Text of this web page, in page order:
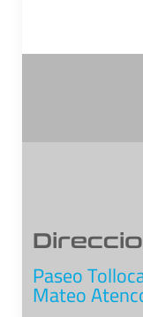
Paseo
Mateo